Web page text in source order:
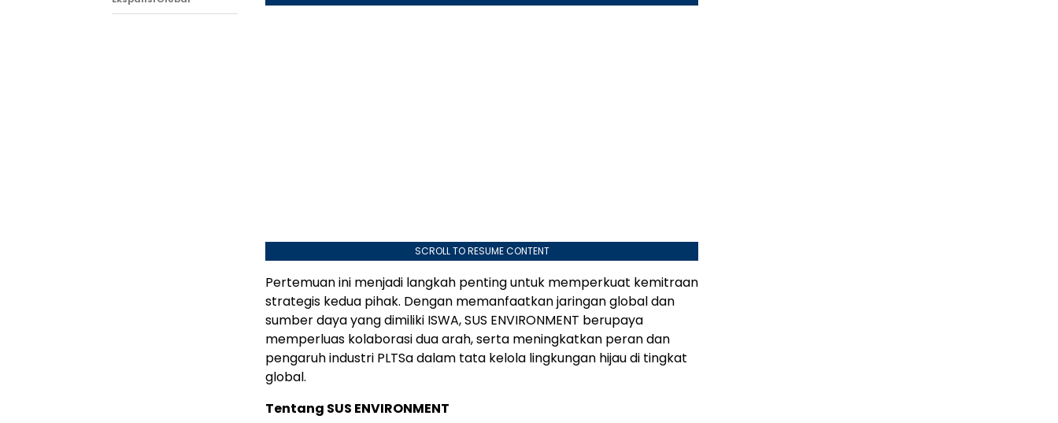
SCROLL TO RESUME CONTENT
Pertemuan ini menjadi langkah penting untuk memperkuat kemitraan
strategis kedua pihak. Dengan memanfaatkan jaringan global dan
sumber daya yang dimiliki ISWA, SUS ENVIRONMENT berupaya
memperluas kolaborasi dua arah, serta meningkatkan peran dan
pengaruh industri PLTSa dalam tata kelola lingkungan hijau di tingkat
global.
Tentang SUS ENVIRONMENT